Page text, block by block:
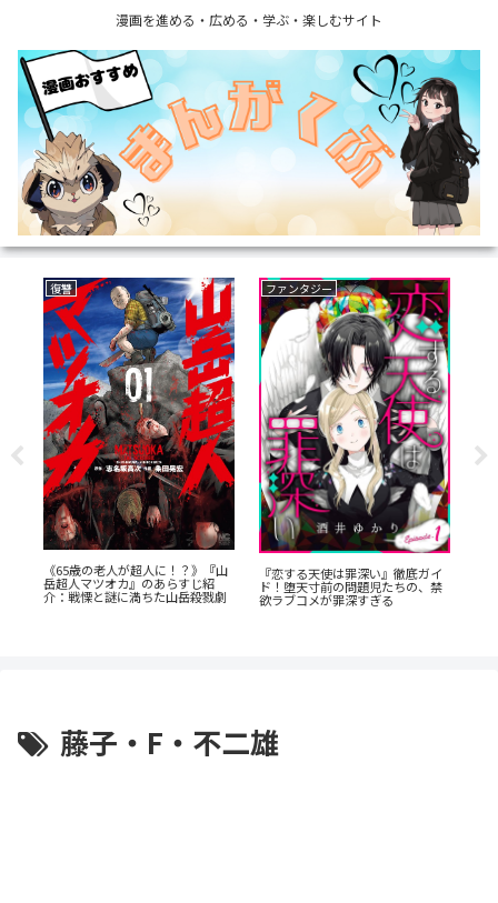
漫画を進める・広める・学ぶ・楽しむサイト
復讐
《65歳の老人が超人に！？》『山
岳超人マツオカ』のあらすじ紹
介：戦慄と謎に満ちた山岳殺戮劇
ファンタジー
『恋する天使は罪深い』徹底ガイ
ド！堕天寸前の問題児たちの、禁
欲ラブコメが罪深すぎる
藤子・F・不二雄